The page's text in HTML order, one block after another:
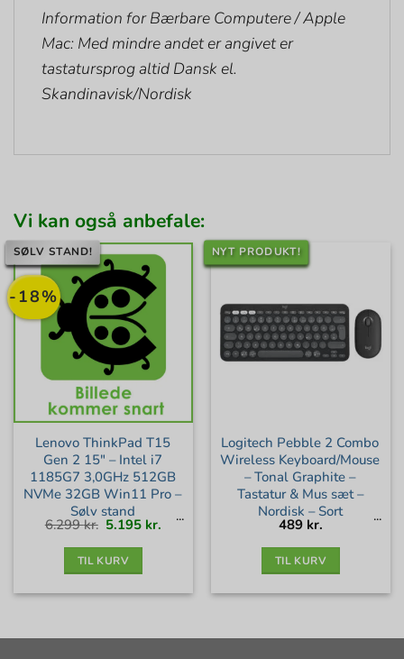
Information for Bærbare Computere / Apple
Mac: Med mindre andet er angivet er
tastatursprog altid Dansk el.
Skandinavisk/Nordisk
Vi kan også anbefale:
-18%
SØLV STAND!
Lenovo ThinkPad T15
Gen 2 15″ – Intel i7
1185G7 3,0GHz 512GB
NVMe 32GB Win11 Pro –
Sølv stand
6.299kr. Den
oprindelige
pris
5.195 kr. Den
TIL KURV
NYT PRODUKT!
Logitech Pebble 2 Combo
Wireless Keyboard/Mouse
– Tonal Graphite –
Tastatur & Mus sæt –
Nordisk – Sort
489 kr.
TIL KURV